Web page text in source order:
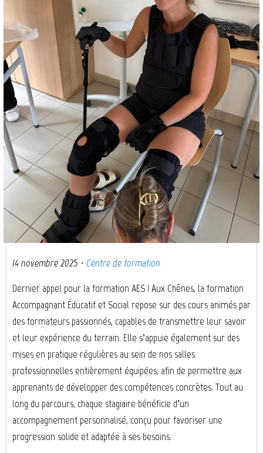
14 novembre 2025 · Centre de formation
Dernier appel pour la formation AES ! Aux Chênes, la formation
Accompagnant Éducatif et Social repose sur des cours animés par
des formateurs passionnés, capables de transmettre leur savoir
et leur expérience du terrain. Elle s’appuie également sur des
mises en pratique régulières au sein de nos salles
professionnelles entièrement équipées, afin de permettre aux
apprenants de développer des compétences concrètes. Tout au
long du parcours, chaque stagiaire bénéficie d’un
accompagnement personnalisé, conçu pour favoriser une
progression solide et adaptée à ses besoins.